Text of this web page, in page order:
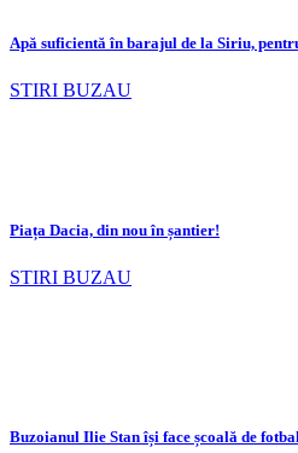
Apă suficientă în barajul de la Siriu,
STIRI BUZAU
Piața Dacia, din nou în șantier!
STIRI BUZAU
Buzoianul Ilie Stan își face școală de